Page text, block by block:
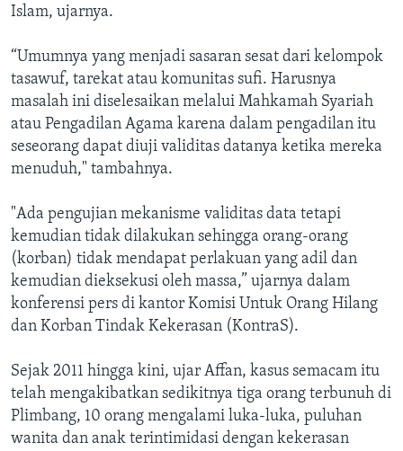
Islam, ujarnya.
“Umumnya yang menjadi sasaran sesat dari kelompok
tasawuf, tarekat atau komunitas sufi. Harusnya
masalah ini diselesaikan melalui Mahkamah Syariah
atau Pengadilan Agama karena dalam pengadilan itu
seseorang dapat diuji validitas datanya ketika mereka
menuduh," tambahnya.
"Ada pengujian mekanisme validitas data tetapi
kemudian tidak dilakukan sehingga orang-orang
(korban) tidak mendapat perlakuan yang adil dan
kemudian dieksekusi oleh massa,” ujarnya dalam
konferensi pers di kantor Komisi Untuk Orang Hilang
dan Korban Tindak Kekerasan (KontraS).
Sejak 2011 hingga kini, ujar Affan, kasus semacam itu
telah mengakibatkan sedikitnya tiga orang terbunuh di
Plimbang, 10 orang mengalami luka-luka, puluhan
wanita dan anak terintimidasi dengan kekerasan